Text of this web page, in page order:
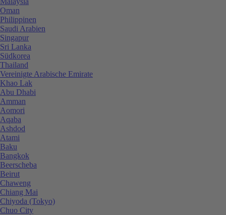
Oman
Philippinen
Saudi Arabien
Singapur
Sri Lanka
Südkorea
Thailand
Vereinigte Arabische Emirate
Khao Lak
Abu Dhabi
Amman
Aomori
Aqaba
Ashdod
Atami
Baku
Bangkok
Beerscheba
Beirut
Chaweng
Chiang Mai
Chiyoda (Tokyo)
Chuo City